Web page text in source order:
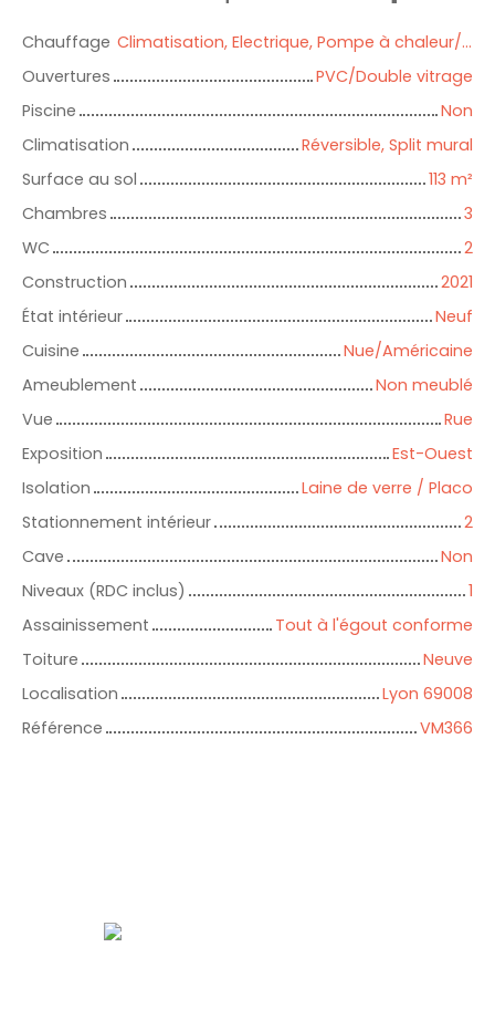
Chauffage
Climatisation, Electrique, Pompe à chaleur/Individuel
Ouvertures
PVC/Double vitrage
Piscine
Non
Climatisation
Réversible, Split mural
Surface au sol
113 m²
Chambres
3
WC
2
Construction
2021
État intérieur
Neuf
Cuisine
Nue/Américaine
Ameublement
Non meublé
Vue
Rue
Exposition
Est-Ouest
Isolation
Laine de verre / Placo
Stationnement intérieur
2
Cave
Non
Niveaux (RDC inclus)
1
Assainissement
Tout à l'égout conforme
Toiture
Neuve
Localisation
Lyon 69008
Référence
VM366